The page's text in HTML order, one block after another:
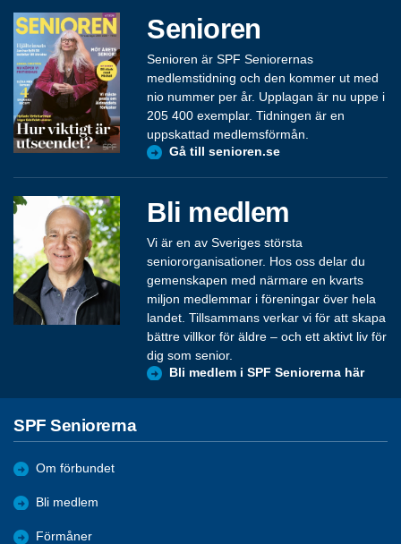
Senioren
Senioren är SPF Seniorernas
medlemstidning och den kommer ut med
nio nummer per år. Upplagan är nu uppe i
205 400 exemplar. Tidningen är en
uppskattad medlemsförmån.
Gå till senioren.se
Bli medlem
Vi är en av Sveriges största
seniororganisationer. Hos oss delar du
gemenskapen med närmare en kvarts
miljon medlemmar i föreningar över hela
landet. Tillsammans verkar vi för att skapa
bättre villkor för äldre – och ett aktivt liv för
dig som senior.
Bli medlem i SPF Seniorerna här
SPF Seniorerna
Om förbundet
Bli medlem
Förmåner